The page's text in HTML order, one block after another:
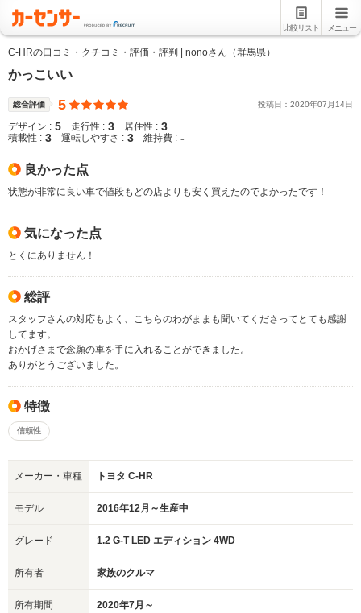
比較リスト メニュー
C-HRの口コミ・クチコミ・評価・評判 | nonoさん（群馬県）
かっこいい
総合評価 5 投稿日： 2020年07 月 14日
デザイン : 5 走行性 : 3 居住性 : 3
積載性 : 3 運転しやすさ : 3 維持費 : -
良かった点
状態が非常に良い車で値段もどの店よりも安く買えたのでよかったです！
気になった点
とくにありません！
総評
スタッフさんの対応もよく、こちらのわがままも聞いてくださってとても感謝
してます。
おかげさまで念願の車を手に入れることができました。
ありがとうございました。
特徴
信頼性
メーカー・車種 トヨタ C-HR
モデル 2016年12月～生産中
グレード 1.2 G-T LED エディション 4WD
所有者 家族のクルマ
所有期間 2020年7月～